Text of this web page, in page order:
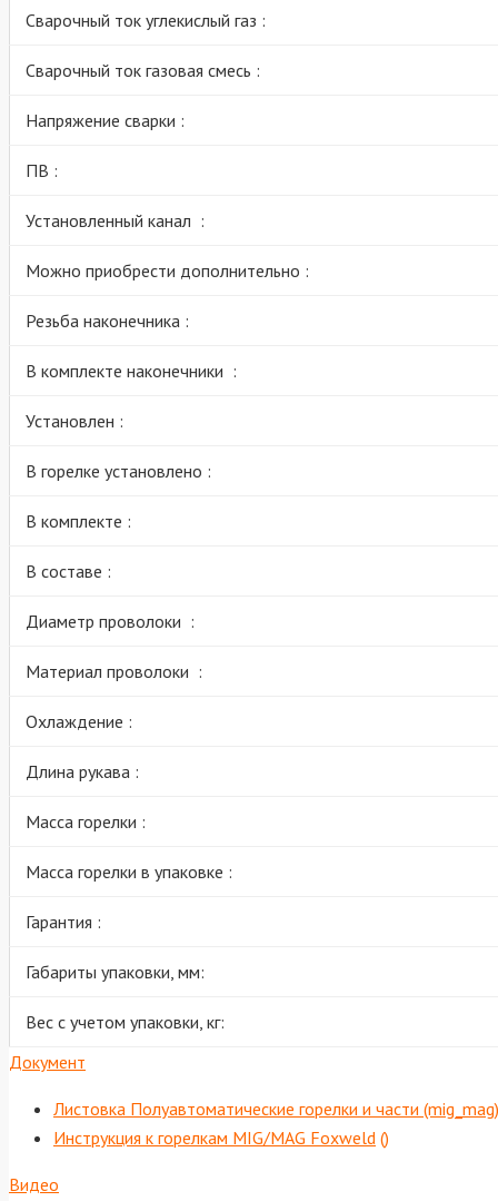
Сварочный ток углекислый газ :
Сварочный ток газовая смесь :
Напряжение сварки :
ПВ :
Установленный канал :
Можно приобрести дополнительно :
Резьба наконечника :
В комплекте наконечники :
Установлен :
В горелке установлено :
В комплекте :
В составе :
Диаметр проволоки :
Материал проволоки :
Охлаждение :
Длина рукава :
Масса горелки :
Масса горелки в упаковке :
Гарантия :
Габариты упаковки, мм:
Вес с учетом упаковки, кг:
Документ
Листовка Полуавтоматические горелки и части (mig_mag)
Инструкция к горелкам MIG/MAG Foxweld ()
Видео